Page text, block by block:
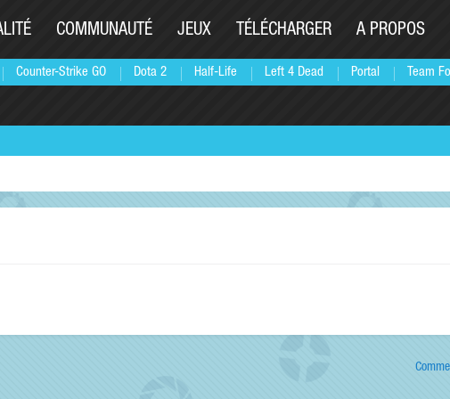
Counter-Strike GO Dota 2 Half-Life Left 4 Dead Portal Team
COMMUNAUTÉ JEUX TÉLÉCHARGER A PROPOS